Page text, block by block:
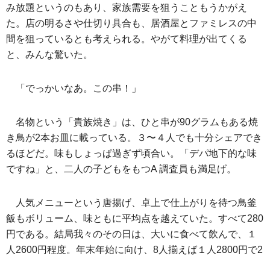
み放題というのもあり、家族需要を狙うこともうかがえ
た。店の明るさや仕切り具合も、居酒屋とファミレスの中
間を狙っているとも考えられる。やがて料理が出てくる
と、みんな驚いた。
「でっかいなあ。この串！」
名物という「貴族焼き」は、ひと串が90グラムもある焼
き鳥が2本お皿に載っている。３〜４人でも十分シェアでき
るほどだ。味もしょっぱ過ぎず頃合い。「デパ地下的な味
ですね」と、二人の子どもをもつA 調査員も満足げ。
人気メニューという唐揚げ、卓上で仕上がりを待つ鳥釜
飯もボリューム、味ともに平均点を越えていた。すべて280
円である。結局我々のその日は、大いに食べて飲んで、１
人2600円程度。年末年始に向け、8人揃えば１人2800円で2